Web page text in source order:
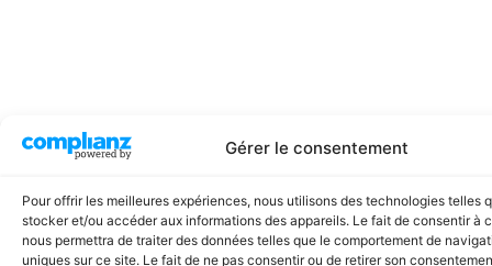
Gérer le consentement
Pour offrir les meilleures expériences, nous utilisons des technologies telles
stocker et/ou accéder aux informations des appareils. Le fait de consentir à
nous permettra de traiter des données telles que le comportement de
uniques sur ce site. Le fait de ne pas consentir ou de retirer son